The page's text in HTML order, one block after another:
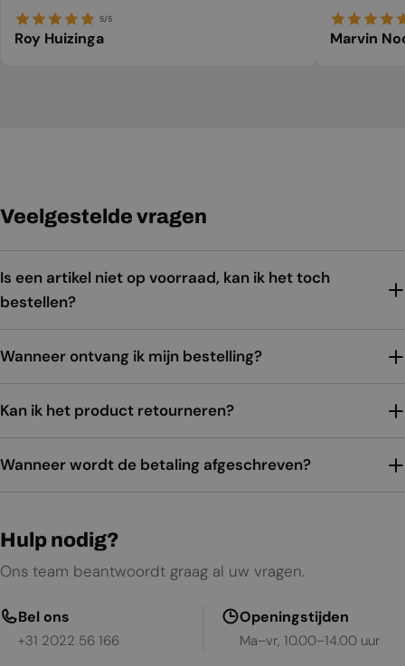
5/5
Roy Huizinga Marvin
Veelgestelde vragen
Is een artikel niet op voorraad, kan ik het toch
bestellen?
Wanneer ontvang ik mijn bestelling?
Kan ik het product retourneren?
Wanneer wordt de betaling afgeschreven?
Hulp nodig?
Ons team beantwoordt graag al uw vragen.
Bel ons
+31 2022 56 166
Openingstijden
Ma–vr, 10.00–14.00 uur